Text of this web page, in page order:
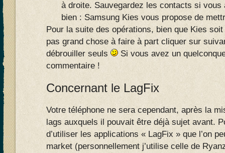
à droite. Sauvegardez les contacts si
bien : Samsung Kies vous propose de
Pour la suite des opérations, bien que Kies soit
pas grand chose à faire à part cliquer sur
débrouiller seuls
Si vous avez un
commentaire !
Concernant le LagFix
Votre téléphone ne sera cependant, après la
lags auxquels il pouvait être déjà sujet avant.
d’utiliser les applications « LagFix » que l’on
market (personnellement j’utilise celle de